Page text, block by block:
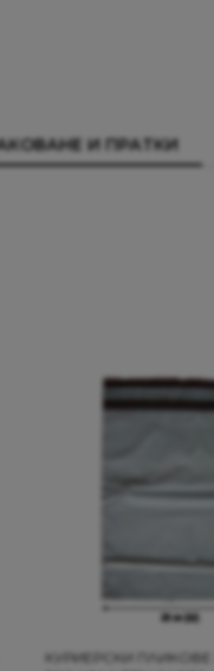
И ПРАТКИ
КУРИЕРСКИ ПЛИКОВЕ